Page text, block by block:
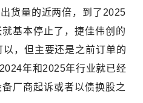
货量的近两倍，到了2025
基本停止了，捷佳伟创的
，但主要还是之前订单的
年和2025年行业就已经
厂商起诉或者以债换股之